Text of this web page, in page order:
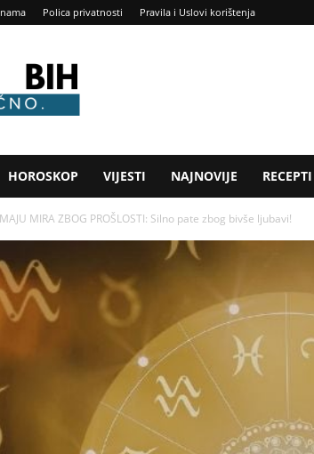
Polica privatnosti Pravila i Uslovi korištenja
HOROSKOP VIJESTI NAJNOVIJE RECEPTI
MIRA ZBOG PROŠLOSTI: Silno pate zbog bivše ljubavi!